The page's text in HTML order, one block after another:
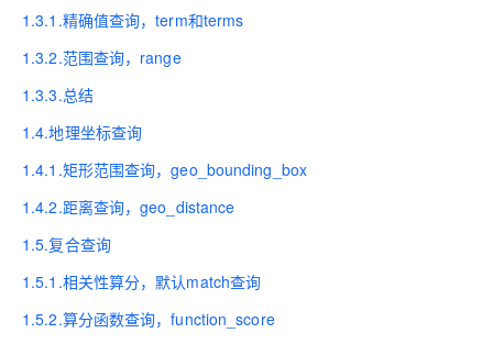
1.3.1.精确值查询，term和terms
1.3.2.范围查询，range
1.3.3.总结
1.4.地理坐标查询
1.4.1.矩形范围查询，geo_bounding_box
1.4.2.距离查询，geo_distance
1.5.复合查询
1.5.1.相关性算分，默认match查询
1.5.2.算分函数查询，function_score